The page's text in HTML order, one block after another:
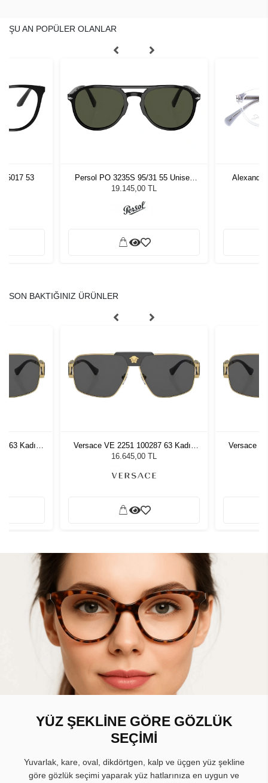
ŞU AN POPÜLER OLANLAR
5017 53
Persol PO 3235S 95/31 55 Unisex
Güneş Gözlüğü
19.145,00 TL
SON BAKTIĞINIZ ÜRÜNLER
63 Kadın
Versace VE 2251 100287 63 Kadın
Güneş Gözlüğü
16.645,00 TL
Versace
YÜZ ŞEKLİNE GÖRE GÖZLÜK
SEÇİMİ
Yuvarlak, kare, oval, dikdörtgen, kalp ve üçgen yüz şekline
göre gözlük seçimi yaparak yüz hatlarınıza en uygun ve